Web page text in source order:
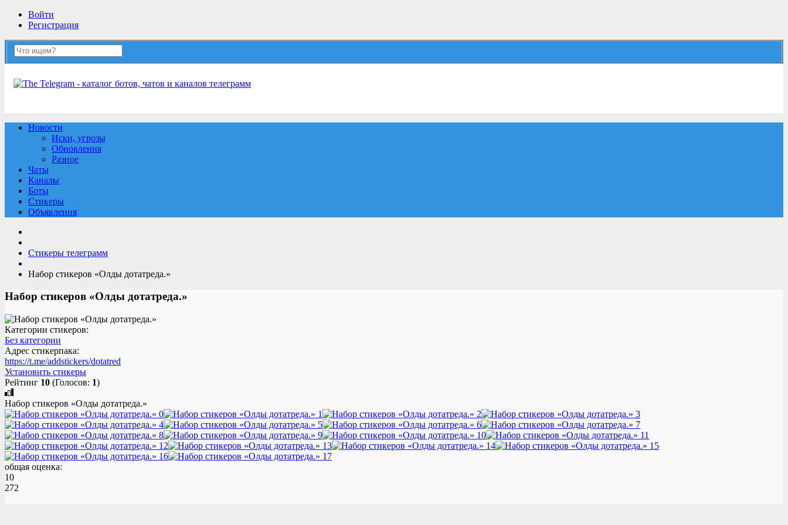
Войти
Регистрация
Новости
Иски, угрозы
Обновления
Разное
Чаты
Каналы
Боты
Стикеры
Объявления
Стикеры телеграмм
Набор стикеров «Олды дотатреда.»
Набор стикеров «Олды дотатреда.»
Категории стикеров:
Без категории
Адрес стикерпака:
https://t.me/addstickers/dotatred
Установить стикеры
Рейтинг 10 (Голосов: 1)
Набор стикеров «Олды дотатреда.»
общая оценка:
10
272